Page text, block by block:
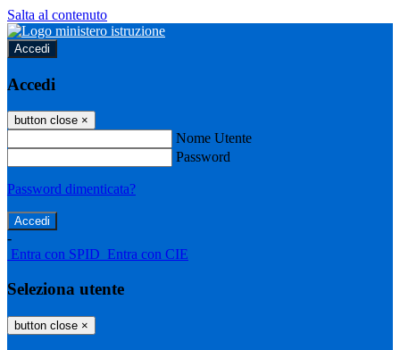
Salta al contenuto
Accedi
Accedi
button close ×
Nome Utente
Password
Password dimenticata?
-
Entra con SPID Entra con CIE
Seleziona utente
button close ×